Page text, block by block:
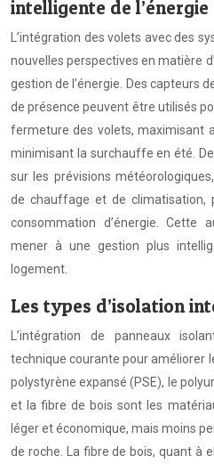
intelligente de l’énergie
L’intégration des volets avec des
nouvelles perspectives en matière
gestion de l’énergie. Des capteurs
de présence peuvent être utilisés
fermeture des volets, maximisant
minimisant la surchauffe en été.
sur les prévisions
de chauffage et de climatisation,
consommation d’énergie. Cette
mener à une gestion plus
logement.
Les types d’isolation
L’intégration de panneaux
technique courante pour améliorer
polystyrène expansé (PSE), le
et la fibre de bois sont les
léger et économique, mais moins
de roche. La fibre de bois, quant à